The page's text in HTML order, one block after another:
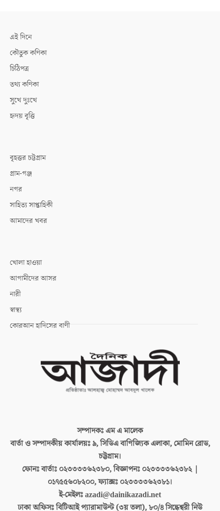
এই দিনে
কৌতুক কণিকা
চিঠিপত্র
তথ্য কণিকা
সুখে দুঃখে
হৃদয় বৃত্তি
বৃহত্তর চট্টগ্রাম
গ্রাম-গঞ্জ
নগর
সাহিত্য সাপ্তাহিকী
আমাদের খবর
খোলা হাওয়া
আগামীদের আসর
নারী
স্বাস্থ্য
কোরআন হাদিসের বাণী
সম্পাদকঃএম এ মালেক
বার্তা ও সম্পাদকীয় কার্যালয়ঃ৯, সিডিএ বাণিজ্যিক এলাকা, মোমিন রোড,
চট্টগ্রাম।
ফোনঃ বার্তাঃ ০২৩৩৩৩৬২৩৮০, বিজ্ঞাপনঃ ০২৩৩৩৩৬২৩৮২ |
০১৭৫৫৬০৮২০০, ফ্যাক্সঃ ০২৩৩৩৩৬২৩৮১।
ই-মেইলঃazadi@dainikazadi.net
ঢাকা অফিসঃবিটিআই প্যারামাউন্ট (৩য় তলা), ৮০/৪ সিদ্ধেশ্বরী নিউ